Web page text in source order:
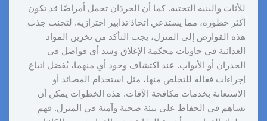
للأثاث والبنية التحتية. كما أن الجرذان تحمل أمراضًا قد تكون
أكثر خطورة، مما يستدعي اتخاذ تدابير احترازية. لتجنب جذب
هذه القوارض إلى المنزل، يجب التأكد من تخزين المواد
الغذائية في حاويات محكمة الإغلاق وسد أي فواصل في
الجدران أو الأبواب. عند اكتشاف وجود أي منهما، يُفضل اتباع
إجراءات فعالة للتخلص منها، مثل استخدام المصائد أو
الاستعانة بخدمات مكافحة الآفات. هذه الخطوات يمكن أن
تساهم في الحفاظ على بيئة صحية وآمنة في المنزل. فهم